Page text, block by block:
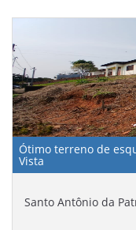
Ótimo terreno de
Vista
Santo Antônio da